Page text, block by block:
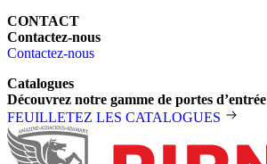
CONTACT
Contactez-nous
Contactez-nous
Catalogues
Découvrez notre gamme de portes d’entrée
FEUILLETEZ LES CATALOGUES
Pied de page